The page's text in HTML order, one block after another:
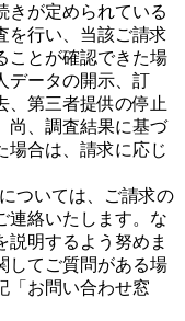
きが定められている
を行い、当該ご請求
ことが確認できた場
データの開示、訂
、第三者提供の停止
尚、調査結果に基づ
場合は、請求に応じ
ついては、ご請求の
連絡いたします。な
説明するよう努めま
してご質問がある場
「お問い合わせ窓